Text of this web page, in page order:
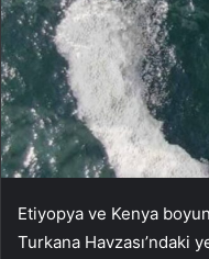
Etiyopya ve Kenya
Turkana Havzası’ndaki